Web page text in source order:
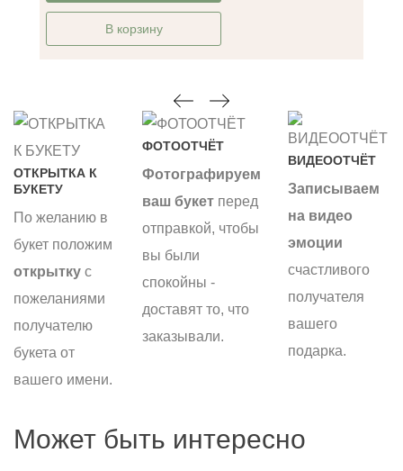
В корзину
ОТКРЫТКА К
БУКЕТУ
По желанию в
букет положим
открытку с
пожеланиями
получателю
букета от
вашего имени.
ФОТООТЧЁТ
Фотографируем
ваш букет перед
отправкой, чтобы
вы были
спокойны -
доставят то, что
заказывали.
ВИДЕООТЧЁТ
Записываем
на видео
эмоции
счастливого
получателя
вашего
подарка.
Может быть интересно